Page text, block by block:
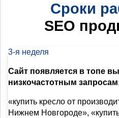
Сроки
SEO
3-я неделя
Сайт появляется в топе
низкочастотным
«купить кресло от
Нижнем Новгороде»,